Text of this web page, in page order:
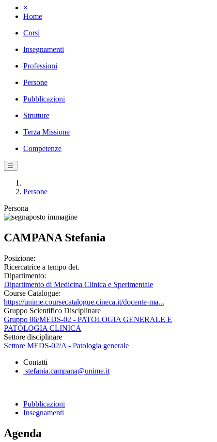
×
Home
Corsi
Insegnamenti
Professioni
Persone
Pubblicazioni
Strutture
Terza Missione
Competenze
☰
Persone
Persona
CAMPANA Stefania
Posizione:
Ricercatrice a tempo det.
Dipartimento:
Dipartimento di Medicina Clinica e Sperimentale
Course Catalogue:
https://unime.coursecatalogue.cineca.it/docente-ma...
Gruppo Scientifico Disciplinare
Gruppo 06/MEDS-02 - PATOLOGIA GENERALE E
PATOLOGIA CLINICA
Settore disciplinare
Settore MEDS-02/A - Patologia generale
Contatti
stefania.campana@unime.it
Pubblicazioni
Insegnamenti
Agenda